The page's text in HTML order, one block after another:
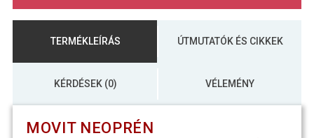
TERMÉKLEÍRÁS ÚTMUTATÓK ÉS CIKKEK
KÉRDÉSEK (0) VÉLEMÉNY
MOVIT NEOPRÉN